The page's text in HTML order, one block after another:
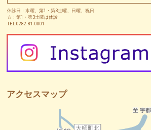
休診日：水曜、第1・第3土曜、日曜、祝日
☆：第1・第3土曜は休診
TEL:0282-81-0001
アクセスマップ